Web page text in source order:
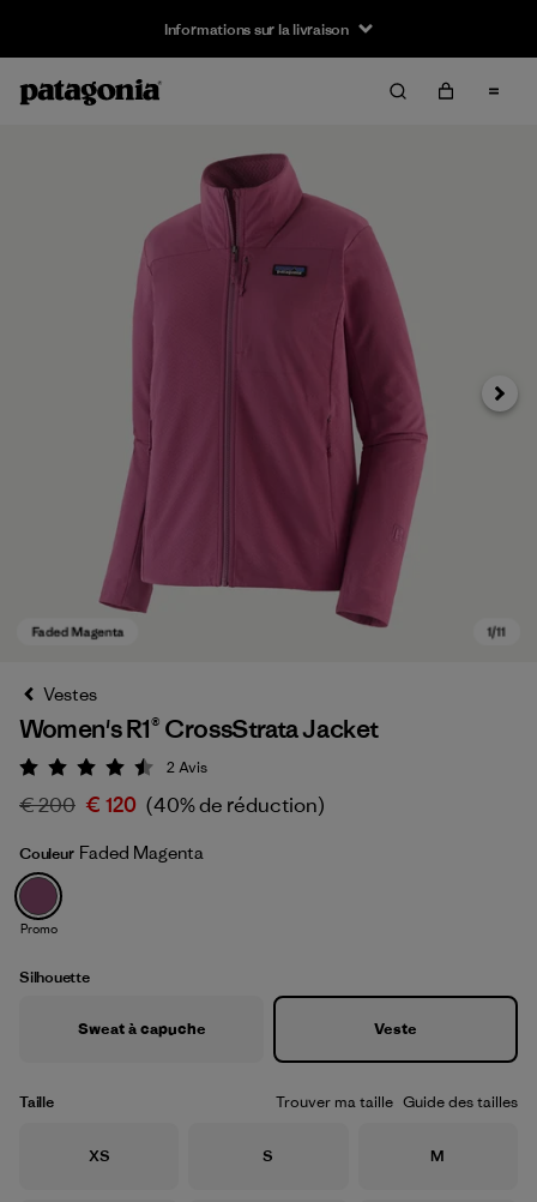
Informations sur la livraison
Faded Magenta
Vestes
Women's R1® CrossStrata Jacket
Évaluation: 4.5 / 5
2Avis
€ 200 € 120 (40% de réduction)
Couleur Faded Magenta
Promo
Silhouette
Sweat à capuche Veste
Taille Trouver ma taille Guide des tailles
Taille
XS Taille
S Taille
M